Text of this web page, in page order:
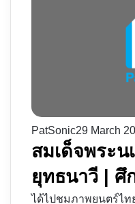
PatSonic29 March
สมเด็จพระน
ยุทธนาวี | ศึ
ได้ไปชมภาพยนตร์ไท